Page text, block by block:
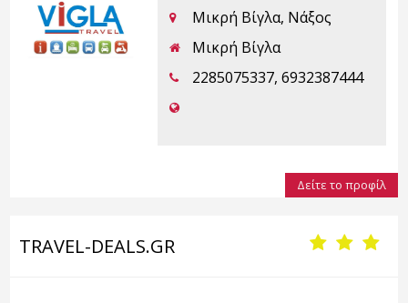
Μικρή Βίγλα, Νάξος
Μικρή Βίγλα
2285075337, 6932387444
Δείτε το προφίλ
TRAVEL-DEALS.GR